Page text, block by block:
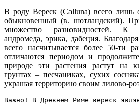
В роду Вереск (Calluna) всего лишь
обыкновенный (в. шотландский).
множество разновидностей. К
андромеда, эрика, дабеция.
всего насчитывается более 50-ти
отличаются периодом и
природе эти растения растут на
грунтах – песчаниках, сухих
украшая территорию своим лилово-
Важно! В Древнем Риме вереск